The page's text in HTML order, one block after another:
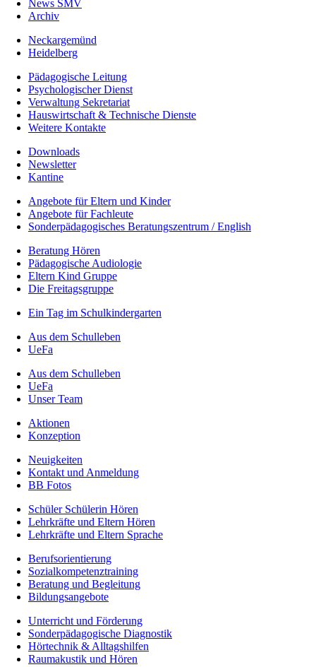
News SMV
Archiv
Neckargemünd
Heidelberg
Pädagogische Leitung
Psychologischer Dienst
Verwaltung Sekretariat
Hauswirtschaft & Technische Dienste
Weitere Kontakte
Downloads
Newsletter
Kantine
Angebote für Eltern und Kinder
Angebote für Fachleute
Sonderpädagogisches Beratungszentrum / English
Beratung Hören
Pädagogische Audiologie
Eltern Kind Gruppe
Die Freitagsgruppe
Ein Tag im Schulkindergarten
Aus dem Schulleben
UeFa
Aus dem Schulleben
UeFa
Unser Team
Aktionen
Konzeption
Neuigkeiten
Kontakt und Anmeldung
BB Fotos
Schüler Schülerin Hören
Lehrkräfte und Eltern Hören
Lehrkräfte und Eltern Sprache
Berufs­orientierung
Sozialkompetenztraining
Beratung und Begleitung
Bildungsangebote
Unterricht und Förderung
Sonderpädagogische Diagnostik
Hörtechnik & Alltagshilfen
Raumakustik und Hören